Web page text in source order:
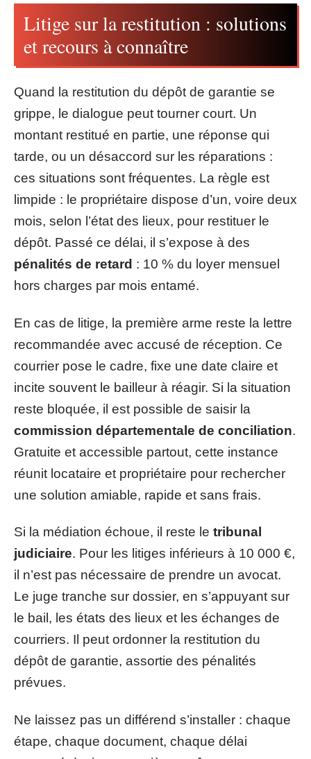
Litige sur la restitution : solutions
et recours à connaître
Quand la restitution du dépôt de garantie se
grippe, le dialogue peut tourner court. Un
montant restitué en partie, une réponse qui
tarde, ou un désaccord sur les réparations :
ces situations sont fréquentes. La règle est
limpide : le propriétaire dispose d’un, voire deux
mois, selon l’état des lieux, pour restituer le
dépôt. Passé ce délai, il s’expose à des
pénalités de retard : 10 % du loyer mensuel
hors charges par mois entamé.
En cas de litige, la première arme reste la lettre
recommandée avec accusé de réception. Ce
courrier pose le cadre, fixe une date claire et
incite souvent le bailleur à réagir. Si la situation
reste bloquée, il est possible de saisir la
commission départementale de conciliation.
Gratuite et accessible partout, cette instance
réunit locataire et propriétaire pour rechercher
une solution amiable, rapide et sans frais.
Si la médiation échoue, il reste le tribunal
judiciaire. Pour les litiges inférieurs à 10 000 €,
il n’est pas nécessaire de prendre un avocat.
Le juge tranche sur dossier, en s’appuyant sur
le bail, les états des lieux et les échanges de
courriers. Il peut ordonner la restitution du
dépôt de garantie, assortie des pénalités
prévues.
Ne laissez pas un différend s’installer : chaque
étape, chaque document, chaque délai